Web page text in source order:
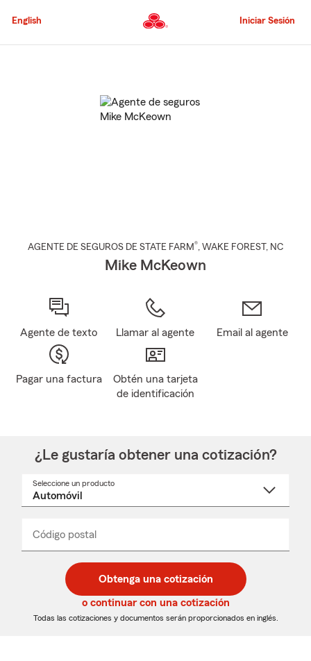
al
principal
English Iniciar Sesión
AGENTE DE SEGUROS DE STATE FARM®, WAKE FOREST , NC
Mike McKeown
Agente de texto Llamar al agente Email al agente
Pagar una factura
Obtén una tarjeta
de identificación
¿Le gustaría obtener una cotización?
Seleccione un producto
desplegable
Código postal
de
5
dígitos
de
5
dígitos
_____
Obtenga una cotización
o continuar con una cotización
Todas las cotizaciones y documentos serán proporcionados en inglés.